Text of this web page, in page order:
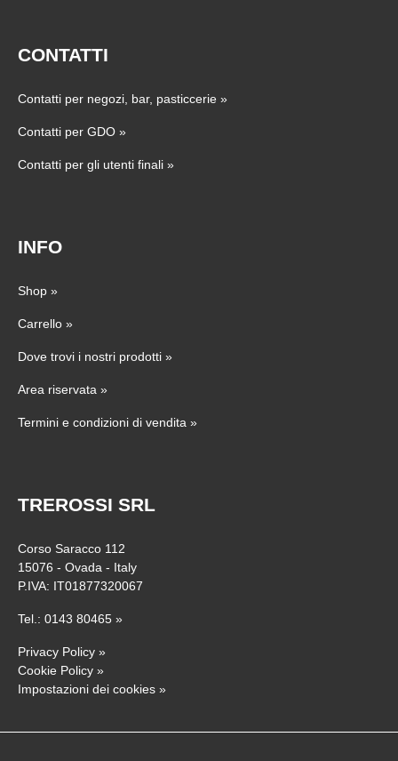
CONTATTI
Contatti per negozi, bar, pasticcerie »
Contatti per GDO »
Contatti per gli utenti finali »
INFO
Shop »
Carrello »
Dove trovi i nostri prodotti »
Area riservata »
Termini e condizioni di vendita »
TREROSSI SRL
Corso Saracco 112
15076 - Ovada - Italy
P.IVA: IT01877320067
Tel.: 0143 80465 »
Privacy Policy »
Cookie Policy »
Impostazioni dei cookies »